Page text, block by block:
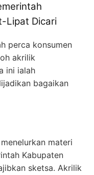
Lipat Dicari
perca konsumen
akrilik
ini ialah
bagaikan
materi
Kabupaten
sketsa. Akrilik